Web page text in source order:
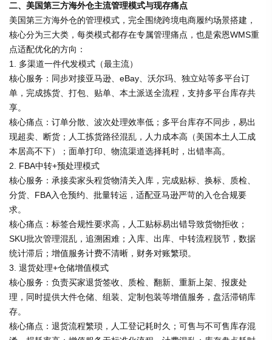
二、美国第三方海外仓主流管理模式与现存痛点
美国第三方海外仓的管理模式，完全围绕跨境电商履约场景搭建，
核心分为三大类，每类模式都存在专属管理痛点，也是索恩WMS重
点适配优化的方向：
1. 多渠道一件代发模式（最主流）
核心服务：同步对接亚马逊、eBay、沃尔玛、独立站等多平台订
单，完成拣货、打包、贴单、本土派送全流程，支持多平台库存共
享。
核心痛点：订单分散、波次处理效率低；多平台库存不同步，易出
现超卖、断货；人工拣货路径混乱，人力成本高（美国本土人工成
本居高不下）；面单打印、物流渠道选择耗时，出错率高。
2. FBA中转+预处理模式
核心服务：承接卖家头程货物清关入库，完成贴标、换标、质检、
分货、FBA入仓预约、批量转运，适配亚马逊严苛的入仓合规要
求。
核心痛点：标签合规性要求高，人工贴标易出错导致货物拒收；
SKU批次管理混乱，追溯困难；入库、出库、中转流程脱节，数据
统计滞后；增值服务计费不清晰，财务对账繁琐。
3. 退货处理+仓储增值模式
核心服务：负责买家退货签收、质检、翻新、重新上架、报废处
理，同时提供大件仓储、组装、定制包装等增值服务，盘活滞销库
存。
核心痛点：退货流程繁琐，人工登记耗时久；可售与不可售库存混